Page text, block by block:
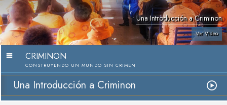
Una Introducción a Criminon
Ver Video
CRIMINON
CONSTRUYENDO UN MUNDO SIN CRIMEN
Una Introducción a Criminon